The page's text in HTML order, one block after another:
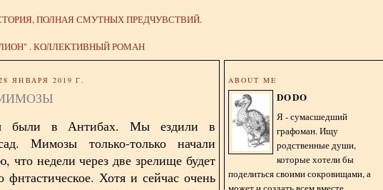
ПОЛНАЯ СМУТНЫХ ПРЕДЧУВСТВИЙ.
. КОЛЛЕКТИВНЫЙ РОМАН
ЯНВАРЯ 2019 Г.
были в Антибах. Мы ездили в
Мимозы только-только начали
что недели через две зрелище будет
фнтастическое. Хотя и сейчас очень
ABOUT ME
DODO
Я - сумасшедший
графоман. Ищу
родственные души,
которые хотели бы
поделиться своими сокровищами, а